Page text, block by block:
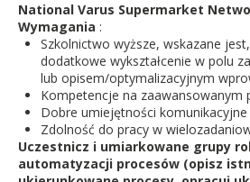
National Varus Supermarket
Wymagania :
Szkolnictwo wyższe, wskazane
dodatkowe wykształcenie w polu
lub opisem/optymalizacyjnym
Kompetencje na zaawansowanym
Dobre umiejętności komunikacyjne
Zdolność do pracy w
Uczestnicz i umiarkowane grupy
automatyzacji procesów (opisz